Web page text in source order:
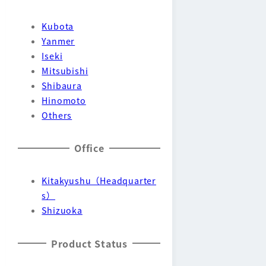
Kubota
Yanmer
Iseki
Mitsubishi
Shibaura
Hinomoto
Others
Office
Kitakyushu（Headquarter
s）
Shizuoka
Product Status